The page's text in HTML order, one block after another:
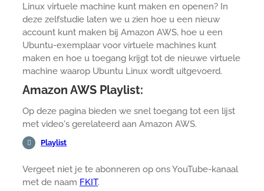
Linux virtuele machine kunt maken en openen? In
deze zelfstudie laten we u zien hoe u een nieuw
account kunt maken bij Amazon AWS, hoe u een
Ubuntu-exemplaar voor virtuele machines kunt
maken en hoe u toegang krijgt tot de nieuwe virtuele
machine waarop Ubuntu Linux wordt uitgevoerd.
Amazon AWS Playlist:
Op deze pagina bieden we snel toegang tot een lijst
met video's gerelateerd aan Amazon AWS.
Playlist
Vergeet niet je te abonneren op ons YouTube-kanaal
met de naam FKIT.